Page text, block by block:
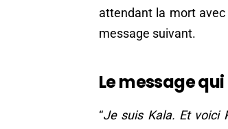
attendant la mort
message suivant.
Le message
“Je suis Kala. Et voici